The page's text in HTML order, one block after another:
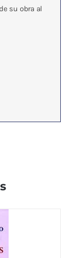
su obra al